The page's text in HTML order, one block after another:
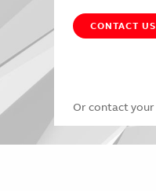
CONTACT US
Or contact your